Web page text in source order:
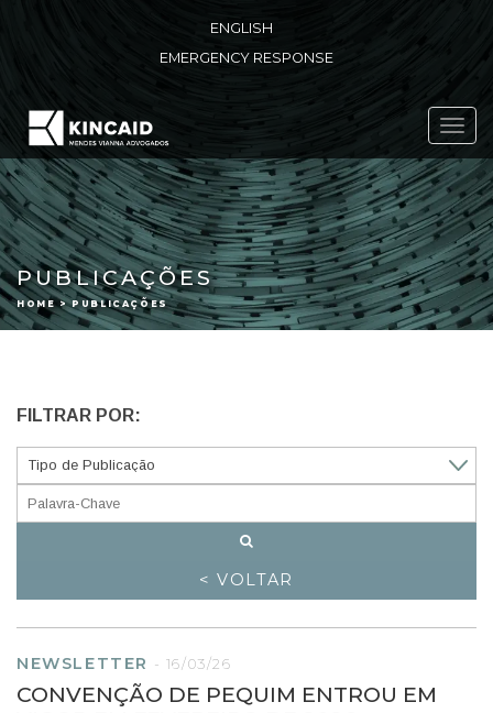
ENGLISH
EMERGENCY RESPONSE
PUBLICAÇÕES
HOME > PUBLICAÇÕES
FILTRAR POR:
< VOLTAR
NEWSLETTER - 16/03/26
CONVENÇÃO DE PEQUIM ENTROU EM